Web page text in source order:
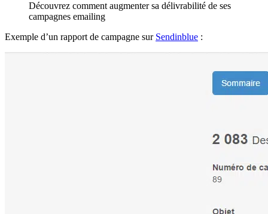
Découvrez comment augmenter sa délivrabilité de ses
campagnes emailing
Exemple d’un rapport de campagne sur Sendinblue :